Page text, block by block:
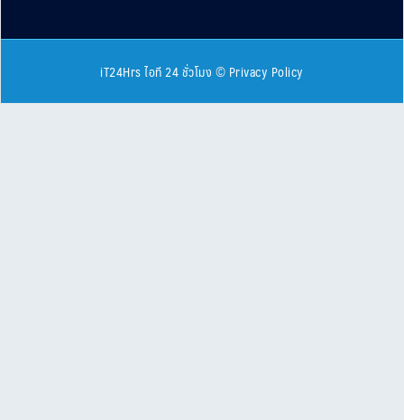
iT24Hrs ไอที 24 ชั่วโมง © Privacy Policy